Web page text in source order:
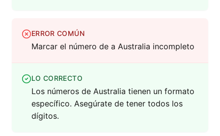
ERROR COMÚN
Marcar el número de a Australia incompleto
LO CORRECTO
Los números de Australia tienen un formato
específico. Asegúrate de tener todos los
dígitos.